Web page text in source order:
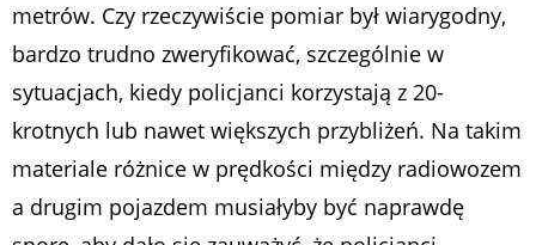
metrów. Czy rzeczywiście pomiar był wiarygodny,
bardzo trudno zweryfikować, szczególnie w
sytuacjach, kiedy policjanci korzystają z 20-
krotnych lub nawet większych przybliżeń. Na takim
materiale różnice w prędkości między radiowozem
a drugim pojazdem musiałyby być naprawdę